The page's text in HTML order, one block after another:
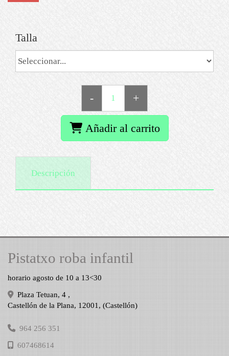
Talla
- +
Añadir al carrito
Descripción
Pistatxo roba infantil
horario agosto de 10 a 13<30
Plaza Tetuan, 4 ,
Castellón de la Plana, 12001, (Castellón)
964 256 351
607468614